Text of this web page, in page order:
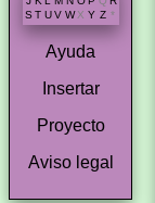
S T U V W X Y Z *
Ayuda
Insertar
Proyecto
Aviso legal